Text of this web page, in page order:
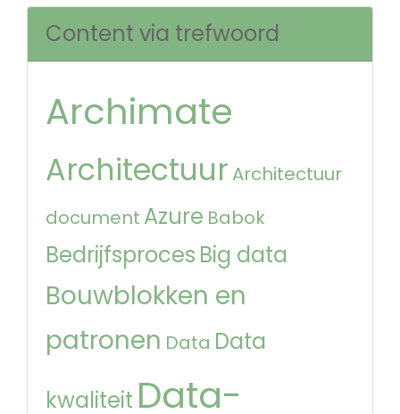
Content via trefwoord
Archimate
Architectuur Architectuur
document Azure Babok
Bedrijfsproces Big data
Bouwblokken en
patronen Data Data
kwaliteit Data-